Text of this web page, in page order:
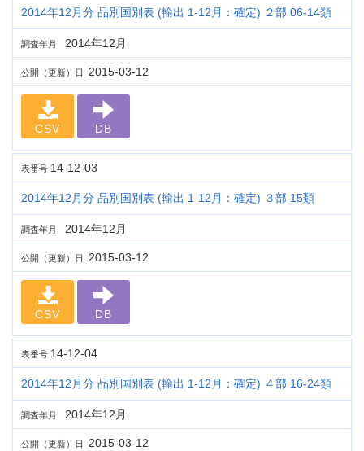
2014年12月分 品別国別表 (輸出 1-12月：確定) ２部 06-14類
調査年月 2014年12月
公開（更新）日 2015-03-12
CSV DB
表番号 14-12-03
2014年12月分 品別国別表 (輸出 1-12月：確定) ３部 15類
調査年月 2014年12月
公開（更新）日 2015-03-12
CSV DB
表番号 14-12-04
2014年12月分 品別国別表 (輸出 1-12月：確定) ４部 16-24類
調査年月 2014年12月
公開（更新）日 2015-03-12